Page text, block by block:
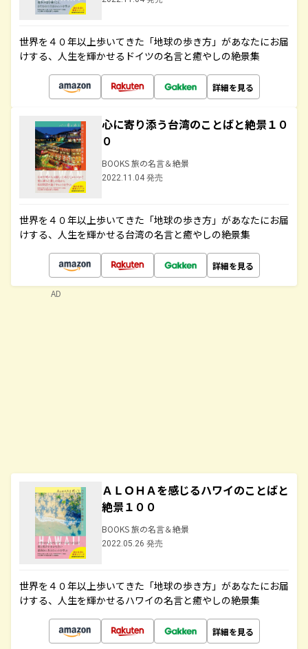
世界を４０年以上歩いてきた「地球の歩き方」があなたにお届
けする、人生を輝かせるドイツの名言と癒やしの絶景集
詳細を見る
心に寄り添う台湾のことばと絶景１０
０
BOOKS 旅の名言＆絶景
2022.11.04 発売
世界を４０年以上歩いてきた「地球の歩き方」があなたにお届
けする、人生を輝かせる台湾の名言と癒やしの絶景集
詳細を見る
ＡＬＯＨＡを感じるハワイのことばと
絶景１００
BOOKS 旅の名言＆絶景
2022.05.26 発売
世界を４０年以上歩いてきた「地球の歩き方」があなたにお届
けする、人生を輝かせるハワイの名言と癒やしの絶景集
詳細を見る
AD